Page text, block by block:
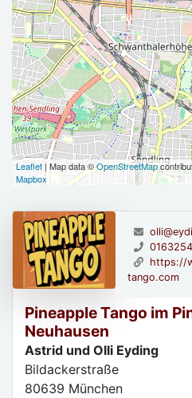
Leaflet| Map data ©OpenStreetMap
Mapbox
Pineapple Tango im
Neuhausen
Astrid und Olli Eyding
Bildackerstraße
80639 München
https://
tango.com